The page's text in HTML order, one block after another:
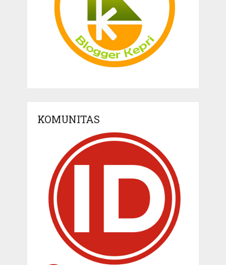
KOMUNITAS